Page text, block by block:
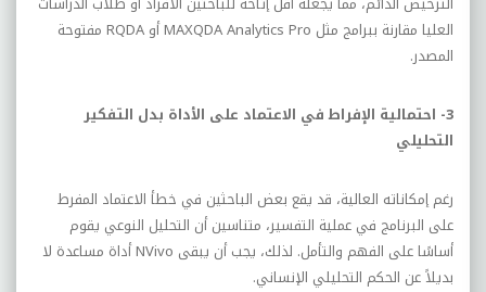
العليا مقارنة ببرامج مثل MAXQDA Analytics Proأو RQDA مفتوحة
المصدر.
3- احتمالية الإفراط في الاعتماد على الأداة بدل التفكير
التحليلي
رغم إمكاناته العالية، قد يقع بعض الباحثين في خطأ الاعتماد المفرط
على البرنامج في عملية التفسير، متناسين أن التحليل النوعي يقوم
أساسًا على الفهم والتأمل. لذلك، يجب أن يبقى NVivoأداة مساعدة لا
بديلاً عن الحكم التحليلي الإنساني.